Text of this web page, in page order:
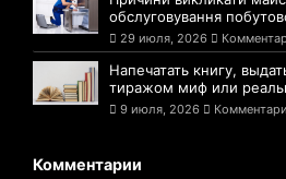
обслуговування
29 июля, 2026
Напечатать книгу,
тиражом миф или
9 июля, 2026
Комментарии